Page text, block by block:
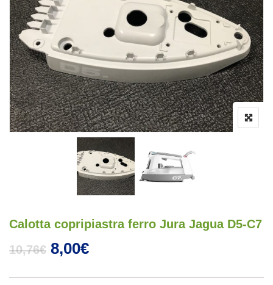
Calotta copripiastra ferro Jura Jagua D5-C7
10,76€ Il prezzo originale era: 10,76€.
8,00€Il prezzo attuale è: 8,00€.